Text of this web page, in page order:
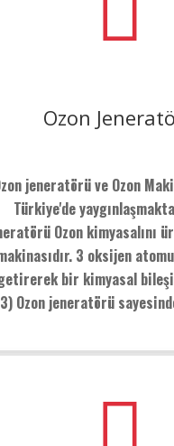
Ozon
jeneratörü ve Ozon
Türkiye'de
Ozon kimyasalını
3 oksijen
bir kimyasal
Ozon jeneratörü